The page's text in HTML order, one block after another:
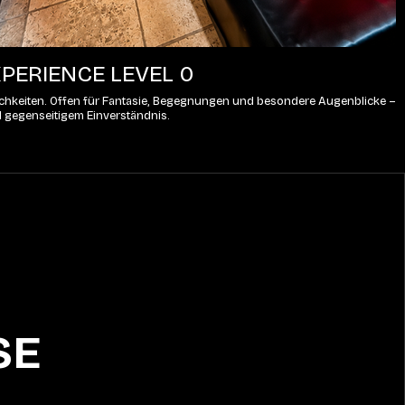
LEVEL 0
Offen für Fantasie, Begegnungen und besondere Augenblicke –
Einverständnis.